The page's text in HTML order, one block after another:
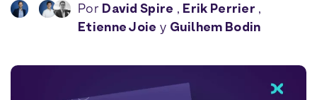
Por David Spire , Erik Perrier ,
Etienne Joie y Guilhem Bodin